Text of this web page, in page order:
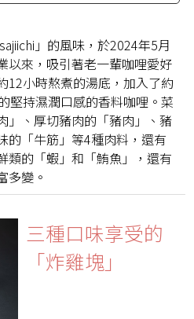
」的風味，於2024年5月
以來，吸引著老一輩咖哩愛好
12小時熬煮的湯底，加入了約
堅持濕潤口感的香料咖哩。菜
」、厚切豬肉的「豬肉」、豬
的「牛筋」等4種肉料，還有
類的「蝦」和「鮪魚」，還有
多變。
三種口味享受的
「炸雞塊」